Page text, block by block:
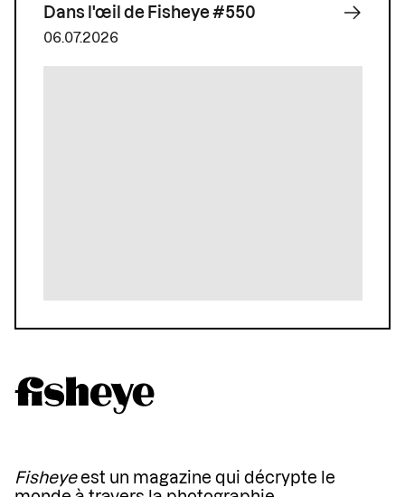
Dans l'œil de Fisheye #550
06.07.2026
Fisheyeest un magazine qui décrypte le